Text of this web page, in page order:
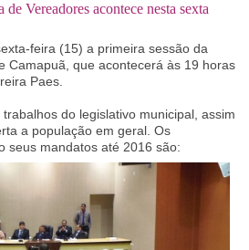
de Vereadores acontece nesta sexta
feira (15) a primeira sessão da
Camapuã, que acontecerá às 19 horas
Paes.
do legislativo municipal, assim
a população em geral. Os
seus mandatos até 2016 são: